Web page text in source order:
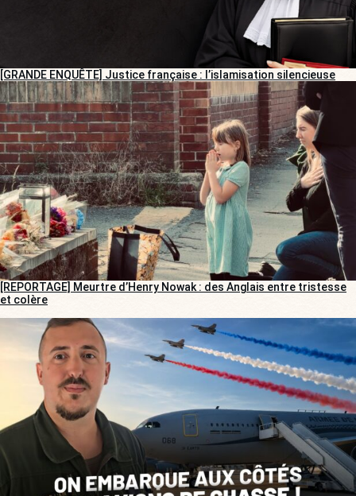
[GRANDE ENQUÊTE] Justice française : l’islamisation silencieuse
[REPORTAGE] Meurtre d’Henry Nowak : des Anglais entre tristesse
et colère